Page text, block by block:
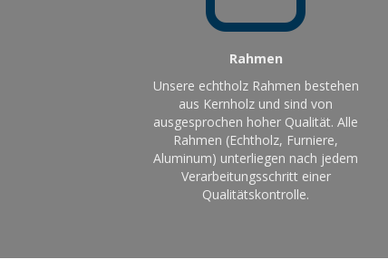
Rahmen
Unsere echtholz Rahmen bestehen
aus Kernholz und sind von
ausgesprochen hoher Qualität. Alle
Rahmen (Echtholz, Furniere,
Aluminum) unterliegen nach jedem
Verarbeitungsschritt einer
Qualitätskontrolle.